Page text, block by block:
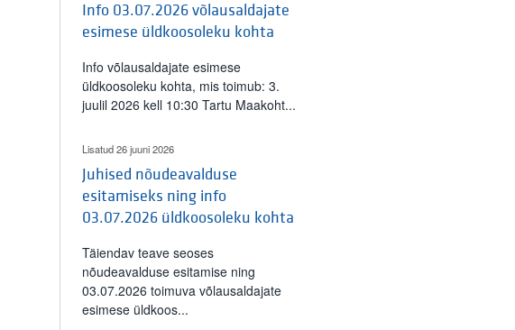
Info 03.07.2026 võlausaldajate
esimese üldkoosoleku kohta
Info võlausaldajate esimese
üldkoosoleku kohta, mis toimub: 3.
juulil 2026 kell 10:30 Tartu Maakoht...
Lisatud 26 juuni 2026
Juhised nõudeavalduse
esitamiseks ning info
03.07.2026 üldkoosoleku kohta
Täiendav teave seoses
nõudeavalduse esitamise ning
03.07.2026 toimuva võlausaldajate
esimese üldkoos...